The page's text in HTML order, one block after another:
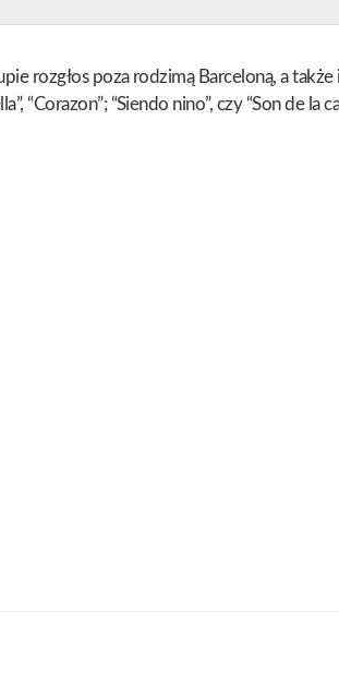
rozgłos poza rodzimą Barceloną, a
“Corazon”; “Siendo nino”, czy “Son de